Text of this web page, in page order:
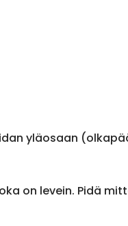
yläosaan
on levein. Pidä